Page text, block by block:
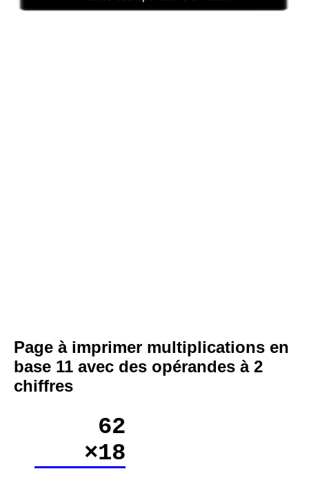
Page à imprimer multiplications en
base 11 avec des opérandes à 2
chiffres
62
×18